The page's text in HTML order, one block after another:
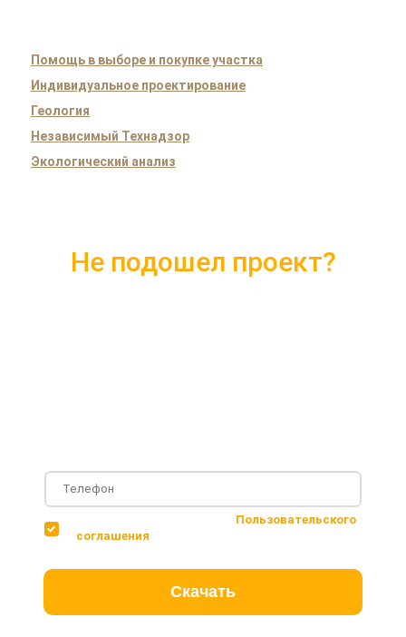
Помощь в выборе и покупке участка
Индивидуальное проектирование
Геология
Независимый Технадзор
Экологический анализ
Не подошел проект?
Пользовательского
соглашения
Скачать